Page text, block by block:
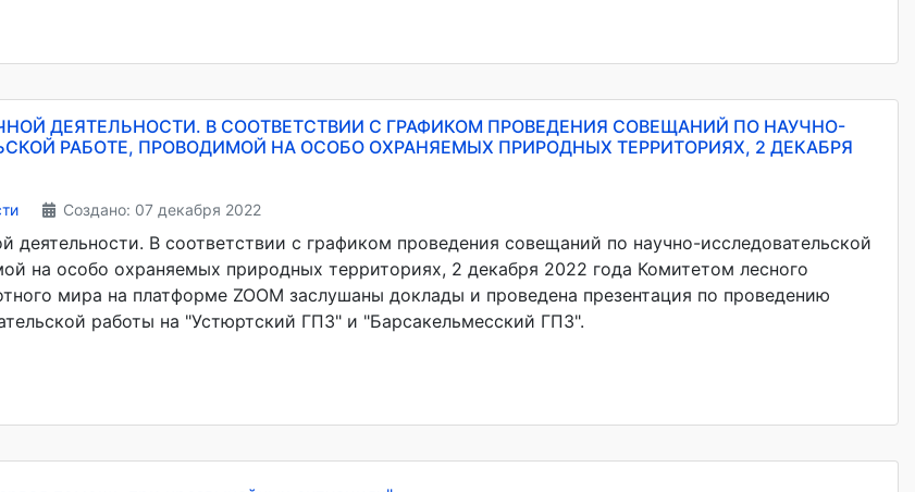
ДЕЯТЕЛЬНОСТИ. В СООТВЕТСТВИИ С ГРАФИКОМ ПРОВЕДЕНИЯ СОВЕЩАНИЙ ПО НАУЧНО-
РАБОТЕ, ПРОВОДИМОЙ НА ОСОБО ОХРАНЯЕМЫХ ПРИРОДНЫХ ТЕРРИТОРИЯХ, 2 ДЕКАБРЯ
Создано: 07 декабря 2022
деятельности. В соответствии с графиком проведения совещаний по научно-исследовательской
на особо охраняемых природных территориях, 2 декабря 2022 года Комитетом лесного
мира на платформе ZOOM заслушаны доклады и проведена презентация по проведению
работы на "Устюртский ГПЗ" и "Барсакельмесский ГПЗ".